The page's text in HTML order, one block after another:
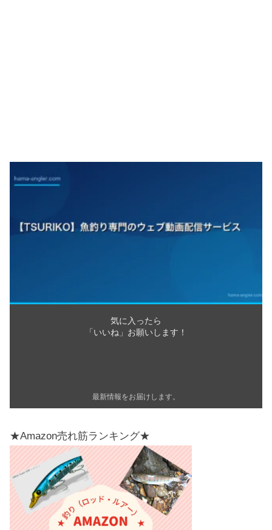
気に入ったら
「いいね」お願いします！
最新情報をお届けします。
★Amazon売れ筋ランキング★